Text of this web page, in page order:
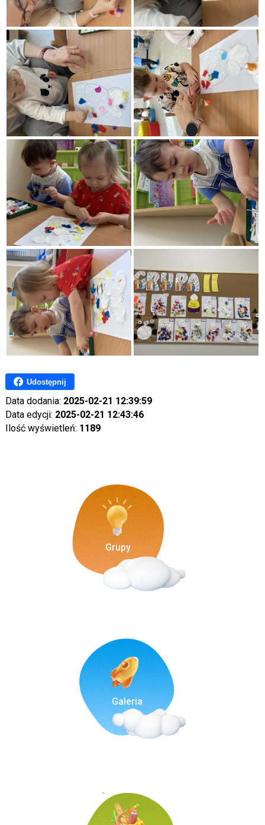
Udostępnij
Data dodania: 2025-02-21 12:39:59
Data edycji: 2025-02-21 12:43:46
Ilość wyświetleń: 1189
Grupy
Galeria